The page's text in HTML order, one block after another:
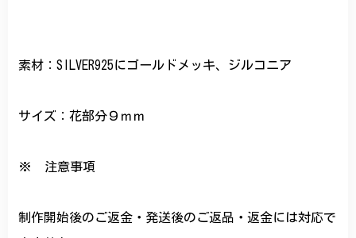
素材：SILVER925にゴールドメッキ、ジルコニア
サイズ：花部分９ｍｍ
※ 注意事項
制作開始後のご返金・発送後のご返品・返金には対応で